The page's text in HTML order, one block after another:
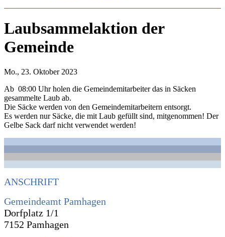
Laubsammelaktion der
Gemeinde
Mo., 23. Oktober 2023
Ab 08:00 Uhr holen die Gemeindemitarbeiter das in Säcken
gesammelte Laub ab.
Die Säcke werden von den Gemeindemitarbeitern entsorgt.
Es werden nur Säcke, die mit Laub gefüllt sind, mitgenommen! Der
Gelbe Sack darf nicht verwendet werden!
ANSCHRIFT
Gemeindeamt Pamhagen
Dorfplatz 1/1
7152 Pamhagen